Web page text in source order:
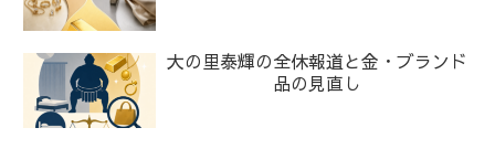
大の里泰輝の全休報道と金・ブランド
品の見直し